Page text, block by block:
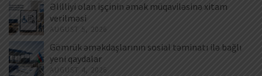
Əlilliyi olan işçinin əmək müqaviləsinə xitam
verilməsi
AUGUST 5, 2026
Gömrük əməkdaşlarının sosial təminatı ilə bağlı
yeni qaydalar
AUGUST 4, 2026